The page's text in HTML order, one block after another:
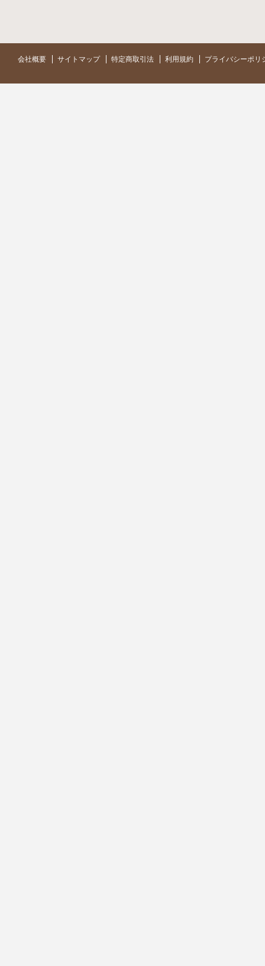
会社概要 サイトマップ 特定商取引法 利用規約 プライバシーポリ